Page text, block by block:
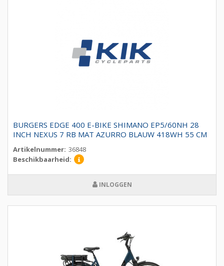
BURGERS EDGE 400 E-BIKE SHIMANO EP5/60NH 28
INCH NEXUS 7 RB MAT AZURRO BLAUW 418WH 55 CM
Artikelnummer: 36848
Beschikbaarheid:
INLOGGEN